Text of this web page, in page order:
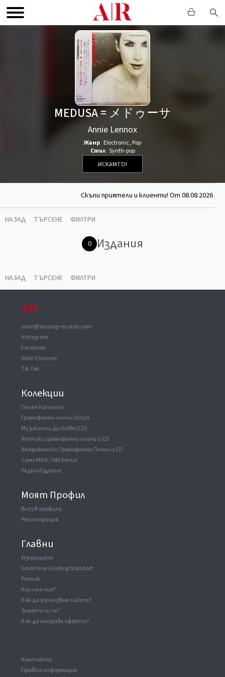
MEDUSA = メドゥーサ
Annie Lennox
Жанр Electronic, Pop
Стил Synth-pop
ИСКАМ ГО!
Скъпи приятели и клиенти! От 08.08.2026
НАЗАД ТЪРСЕНЕ ФИЛТРИ
0 Издания
НАЗАД ТЪРСЕНЕ ФИЛТРИ
sales@analog-records.com
Instagram
Facebook
Viber Channel
Tik Tok
Колекции
Пълен Каталог
Грамофонни плочи (Vinyl)
Музикални Дискове (CD)
Японски грамофонни плочи и CD
Американски Грамофонни Плочи и CD
Само Mint / NM копия
Рядко Издание
Моят Профил
Влез в профила
Регистрация
Главни
Изпращане
Goldmine Grading Standart
Речник
Кои сме ние?
Как да използвам сайта?
Знаете ли че?
Как да направя оферта?
Kонтакти
Правна информация